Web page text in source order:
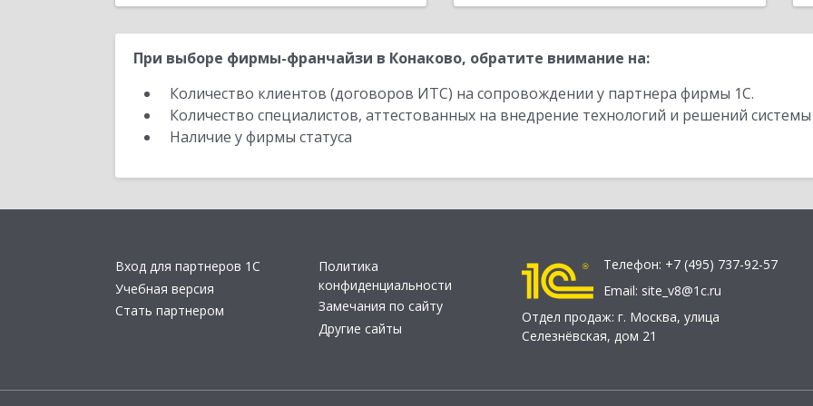
При выборе фирмы-франчайзи в Конаково, обратите внимание на:
Количество клиентов (договоров ИТС) на сопровождении у партнера фирмы 1С.
Количество специалистов, аттестованных на внедрение технологий и решений
Наличие у фирмы статуса
Вход для партнеров 1С
Учебная версия
Стать партнером
Политика
конфиденциальности
Замечания по сайту
Другие сайты
Телефон: +7 (495) 737-92-57
Email: site_v8@1c.ru
Отдел продаж: г. Москва, улица
Селезнёвская, дом 21